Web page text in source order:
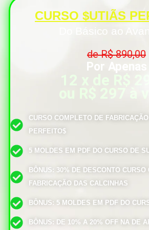
CURSO $UTIÃS
Do Básico ao
de R$ 890,00
Por Apenas
ou R$ 297 à
CURSO COMPLETO DE
PERFEITO$
5 MOLDES EM PDF DO CURSO DE
BÔNUS: 30% DE DESCONTO
FABRICAÇÃO DAS CALCINHAS
BÔNUS: 5 MOLDES EM PDF DO
BÔNUS: DE 10% A 20% OFF NA DE